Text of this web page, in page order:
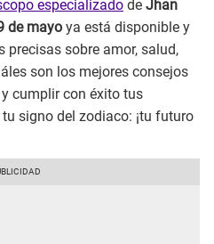
especializado de Jhan
de mayo ya está disponible y
precisas sobre amor, salud,
son los mejores consejos
cumplir con éxito tus
signo del zodiaco: ¡tu futuro